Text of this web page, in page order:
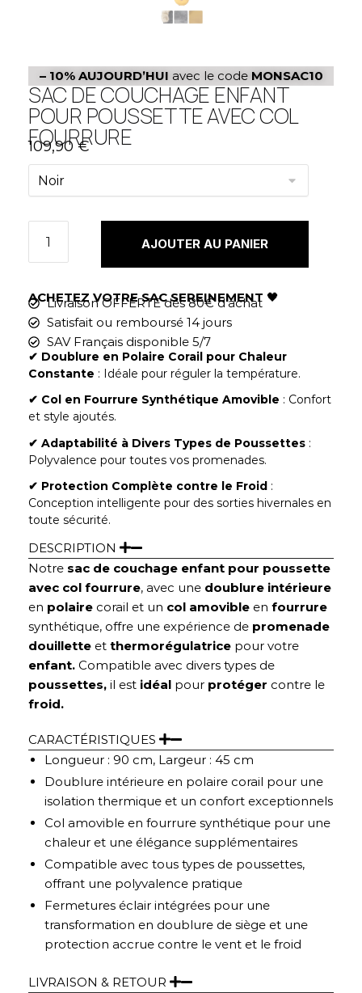
– 10% AUJOURD’HUI avec le code MONSAC10
SAC DE COUCHAGE ENFANT
POUR POUSSETTE AVEC COL
FOURRURE
109,90€
AJOUTER AU PANIER
ACHETEZ VOTRE SAC SEREINEMENT 🖤
Livraison OFFERTE dès 80€ d'achat
Satisfait ou remboursé 14 jours
SAV Français disponible 5/7
✔︎ Doublure en Polaire Corail pour Chaleur
Constante : Idéale pour réguler la température.
✔︎ Col en Fourrure Synthétique Amovible : Confort
et style ajoutés.
✔︎ Adaptabilité à Divers Types de Poussettes :
Polyvalence pour toutes vos promenades.
✔︎ Protection Complète contre le Froid :
Conception intelligente pour des sorties hivernales en
toute sécurité.
DESCRIPTION
Notre sac de couchage enfant pour poussette
avec col fourrure, avec une doublure intérieure
en polaire corail et un col amovible en fourrure
synthétique, offre une expérience de promenade
douillette et thermorégulatrice pour votre
enfant. Compatible avec divers types de
poussettes, il est idéal pour protéger contre le
froid.
CARACTÉRISTIQUES
Longueur : 90 cm, Largeur : 45 cm
Doublure intérieure en polaire corail pour une
isolation thermique et un confort exceptionnels
Col amovible en fourrure synthétique pour une
chaleur et une élégance supplémentaires
Compatible avec tous types de poussettes,
offrant une polyvalence pratique
Fermetures éclair intégrées pour une
transformation en doublure de siège et une
protection accrue contre le vent et le froid
LIVRAISON & RETOUR